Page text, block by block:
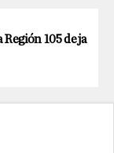
105 deja